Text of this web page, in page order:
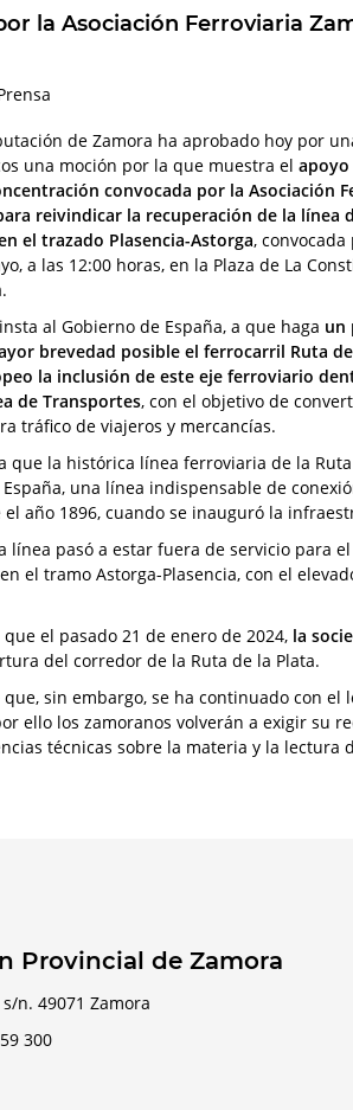
la Asociación Ferroviaria
de Zamora ha aprobado hoy por
una moción por la que muestra el apoyo
convocada por la Asociación
reivindicar la recuperación de la línea
el trazado Plasencia-Astorga,
a las 12:00 horas, en la Plaza de La
al Gobierno de España, a que haga un
brevedad posible el ferrocarril Ruta
la inclusión de este eje ferroviario
de Transportes, con el objetivo de
tráfico de viajeros y mercancías.
que la histórica línea ferroviaria de la
una línea indispensable de
año 1896, cuando se inauguró la
línea pasó a estar fuera de servicio para
el tramo Astorga-Plasencia, con el
el pasado 21 de enero de 2024, la
del corredor de la Ruta de la Plata.
sin embargo, se ha continuado con
ello los zamoranos volverán a exigir su
técnicas sobre la materia y la lectura
Provincial de Zamora
n. 49071 Zamora
300